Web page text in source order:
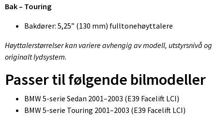
Bak – Touring
Bakdører: 5,25” (130 mm) fulltonehøyttalere
Høyttalerstørrelser kan variere avhengig av modell, utstyrsnivå og
originalt lydsystem.
Passer til følgende bilmodeller
BMW 5-serie Sedan 2001–2003 (E39 Facelift LCI)
BMW 5-serie Touring 2001–2003 (E39 Facelift LCI)